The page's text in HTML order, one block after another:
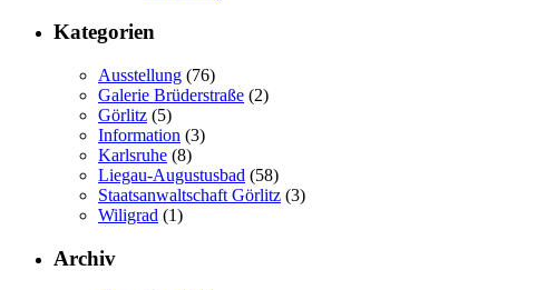
Kategorien
Ausstellung (76)
Galerie Brüderstraße (2)
Görlitz (5)
Information (3)
Karlsruhe (8)
Liegau-Augustusbad (58)
Staatsanwaltschaft Görlitz (3)
Wiligrad (1)
Archiv